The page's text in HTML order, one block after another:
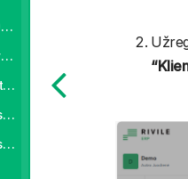
Dokumentų skaitmeninimas - OCR
Dokumentų skaitmeninimas rankiniu būdu
Automatinis dokumentų skaitmeninimas
Dokumentų skaitmeninimas su šablonu
Dokumentų skaitmeninimas su šablonu eliminuoti sąskaitos faktūros tuščias eilutes